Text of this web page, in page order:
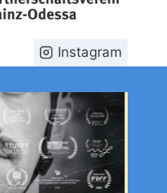
Instagram